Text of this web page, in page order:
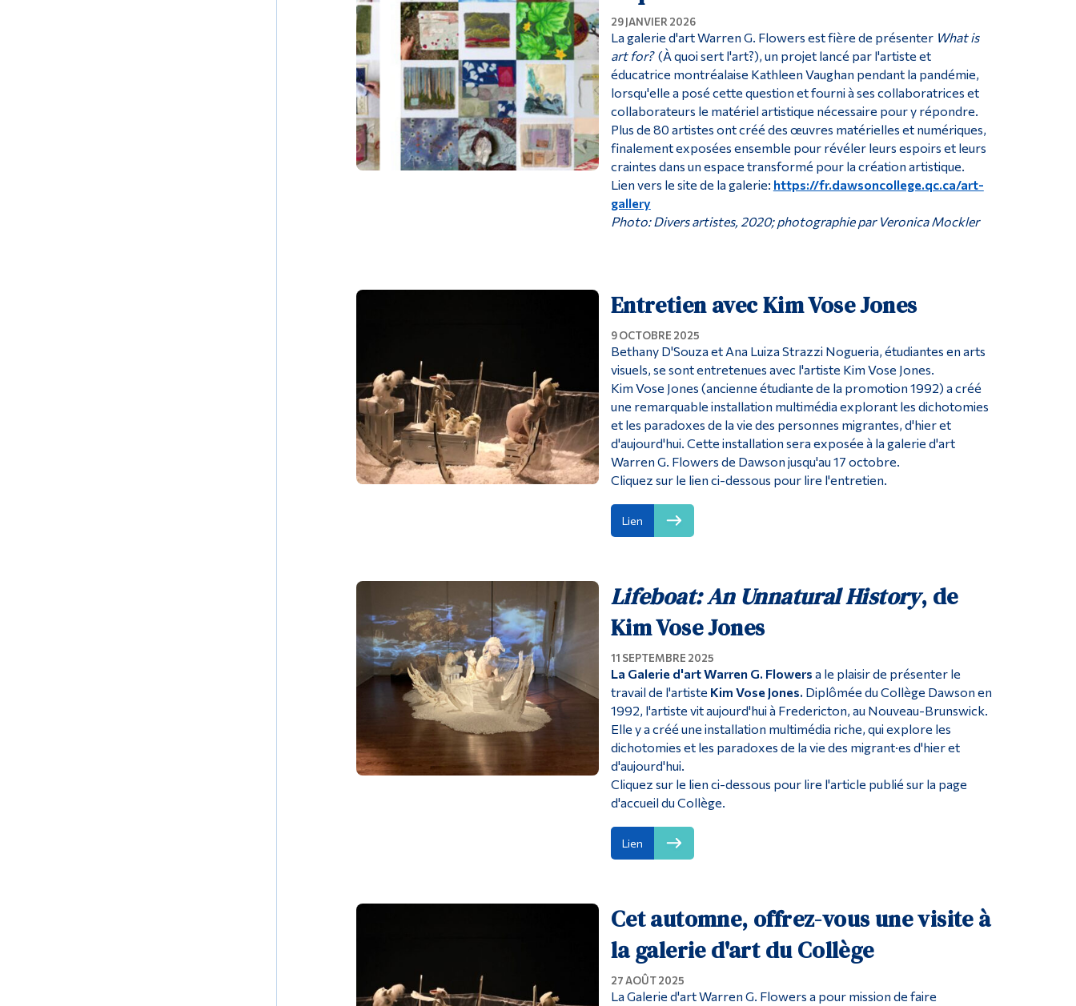
29 JANVIER 2026
La galerie d'art Warren G. Flowers est fière de présenterWhat is
art for? (À quoi sert l'art?), un projet lancé par l'artiste et
éducatrice montréalaise Kathleen Vaughan pendant la pandémie,
lorsqu'elle a posé cette question et fourni à ses collaboratrices et
collaborateurs le matériel artistique nécessaire pour y répondre.
Plus de 80 artistes ont créé des œuvres matérielles et numériques,
finalement exposées ensemble pour révéler leurs espoirs et leurs
craintes dans un espace transformé pour la création artistique.
Lien vers le site de la galerie: https://fr.dawsoncollege.qc.ca/art-
gallery
Photo: Divers artistes, 2020; photographie par Veronica Mockler
Entretien avec Kim Vose Jones
9 OCTOBRE 2025
Bethany D'Souza et Ana Luiza Strazzi Nogueria, étudiantes en arts
visuels, se sont entretenues avec l'artiste Kim Vose Jones.
Kim Vose Jones (ancienne étudiante de la promotion 1992) a créé
une remarquable installation multimédia explorant les dichotomies
et les paradoxes de la vie des personnes migrantes, d'hier et
d'aujourd'hui. Cette installation sera exposée à la galerie d'art
Warren G. Flowers de Dawson jusqu'au 17 octobre.
Cliquez sur le lien ci-dessous pour lire l'entretien.
Lien
Lifeboat: An Unnatural History, de
Kim Vose Jones
11 SEPTEMBRE 2025
La Galerie d'art Warren G. Flowers a le plaisir de présenter le
travail de l'artiste Kim Vose Jones. Diplômée du Collège Dawson en
1992, l'artiste vit aujourd'hui à Fredericton, au Nouveau-Brunswick.
Elle y a créé une installation multimédia riche, qui explore les
dichotomies et les paradoxes de la vie des migrant·es d'hier et
d'aujourd'hui.
Cliquez sur le lien ci-dessous pour lire l'article publié sur la page
d'accueil du Collège.
Lien
Cet automne, offrez-vous une visite à
la galerie d'art du Collège
27 AOÛT 2025
La Galerie d'art Warren G. Flowers a pour mission de faire